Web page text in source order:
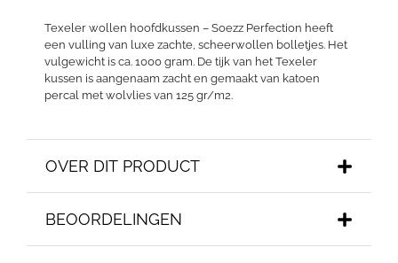
Texeler wollen hoofdkussen – Soezz Perfection heeft
een vulling van luxe zachte, scheerwollen bolletjes. Het
vulgewicht is ca. 1000 gram. De tijk van het Texeler
kussen is aangenaam zacht en gemaakt van katoen
percal met wolvlies van 125 gr/m2.
OVER DIT PRODUCT
BEOORDELINGEN